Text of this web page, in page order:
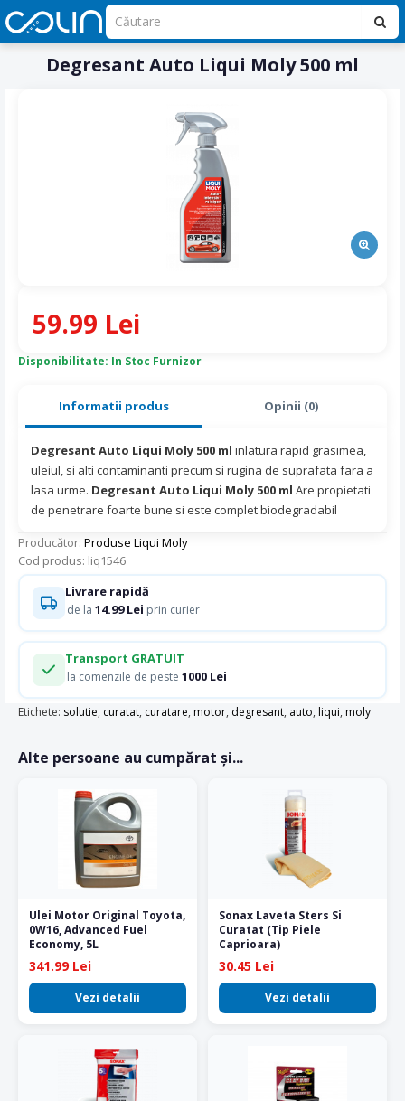
Degresant Auto Liqui Moly 500 ml
Informatii produs Opinii (0)
Degresant Auto Liqui Moly 500 ml inlatura rapid grasimea,
uleiul, si alti contaminanti precum si rugina de suprafata fara a
lasa urme. Degresant Auto Liqui Moly 500 ml Are propietati
de penetrare foarte bune si este complet biodegradabil
Producător: Produse Liqui Moly
Cod produs: liq1546
Disponibilitate: In Stoc Furnizor
59.99 Lei
Livrare rapidă
de la 14.99 Lei prin curier
Transport GRATUIT
la comenzile de peste 1000 Lei
Etichete: solutie, curatat, curatare, motor, degresant, auto, liqui, moly
Alte persoane au cumpărat și...
Ulei Motor Original Toyota,
0W16, Advanced Fuel
Economy, 5L
341.99 Lei
Vezi detalii
Sonax Laveta Sters Si
Curatat (Tip Piele
Caprioara)
30.45 Lei
Vezi detalii